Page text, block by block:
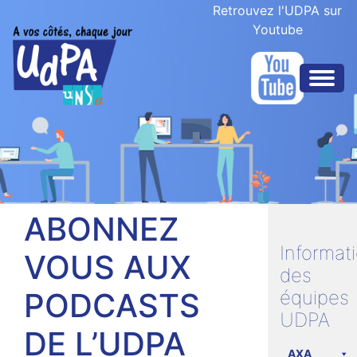
Retrouvez l'UDPA sur
Youtube
ABONNEZ
VOUS AUX
PODCASTS
DE L’UDPA
des
équipes
UDPA
AXA